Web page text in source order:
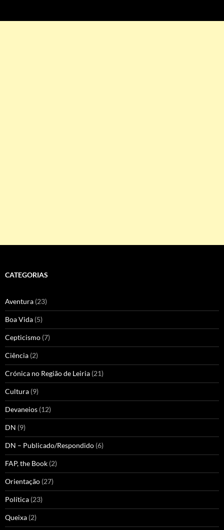
CATEGORIAS
Aventura (23)
Boa Vida (5)
Cepticismo (7)
Ciência (2)
Crónica no Região de Leiria (21)
Cultura (9)
Devaneios (12)
DN (9)
DN – Publicado/Respondido (6)
FAP, the Book (2)
Orientação (27)
Política (23)
Queixa (2)